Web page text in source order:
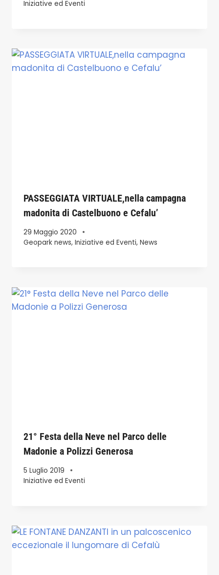
Iniziative ed Eventi
PASSEGGIATA VIRTUALE,nella campagna
madonita di Castelbuono e Cefalu’
29 Maggio 2020
Geopark news, Iniziative ed Eventi, News
21° Festa della Neve nel Parco delle
Madonie a Polizzi Generosa
5 Luglio 2019
Iniziative ed Eventi